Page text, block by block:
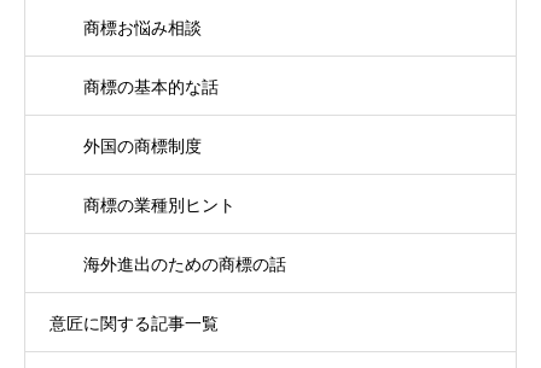
商標お悩み相談
商標の基本的な話
外国の商標制度
商標の業種別ヒント
海外進出のための商標の話
意匠に関する記事一覧